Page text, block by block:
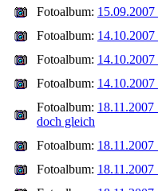
Fotoalbum: 15.09.2007
Fotoalbum:
Fotoalbum:
Fotoalbum:
Fotoalbum: 18.11.2007
doch gleich
Fotoalbum:
Fotoalbum: 18.11.2007